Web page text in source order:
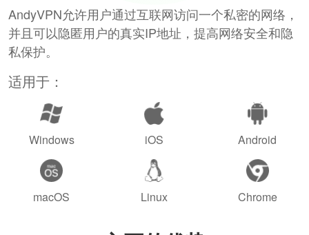
AndyVPN允许用户通过互联网访问一个私密的网络，
并且可以隐匿用户的真实IP地址，提高网络安全和隐
私保护。
适用于：
Windows iOS Android
macOS Linux Chrome